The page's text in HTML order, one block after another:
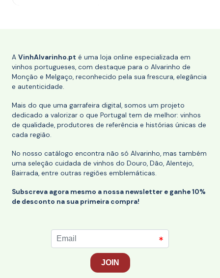
A VinhAlvarinho.pt é uma loja online especializada em
vinhos portugueses, com destaque para o Alvarinho de
Monção e Melgaço, reconhecido pela sua frescura, elegância
e autenticidade.
Mais do que uma garrafeira digital, somos um projeto
dedicado a valorizar o que Portugal tem de melhor: vinhos
de qualidade, produtores de referência e histórias únicas de
cada região.
No nosso catálogo encontra não só Alvarinho, mas também
uma seleção cuidada de vinhos do Douro, Dão, Alentejo,
Bairrada, entre outras regiões emblemáticas.
Subscreva agora mesmo a nossa newsletter e ganhe 10%
de desconto na sua primeira compra!